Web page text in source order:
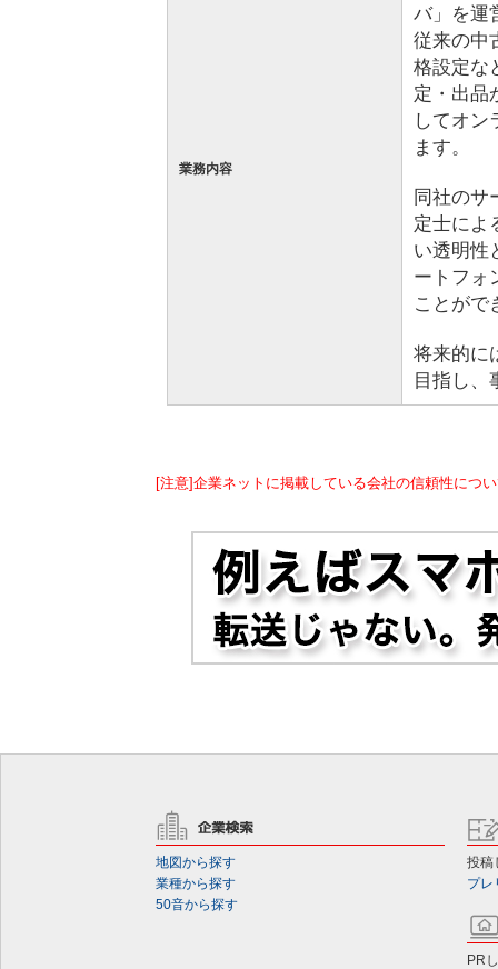
業務内容
バ」を運
従来の中
格設定な
定・出品
してオン
ます。
同社のサ
定士によ
い透明性
ートフォ
ことがで
将来的に
目指し、
[注意]企業ネットに掲載している会社の信頼性につ
地図から探す
業種から探す
50音から探す
投稿
プレ
PR